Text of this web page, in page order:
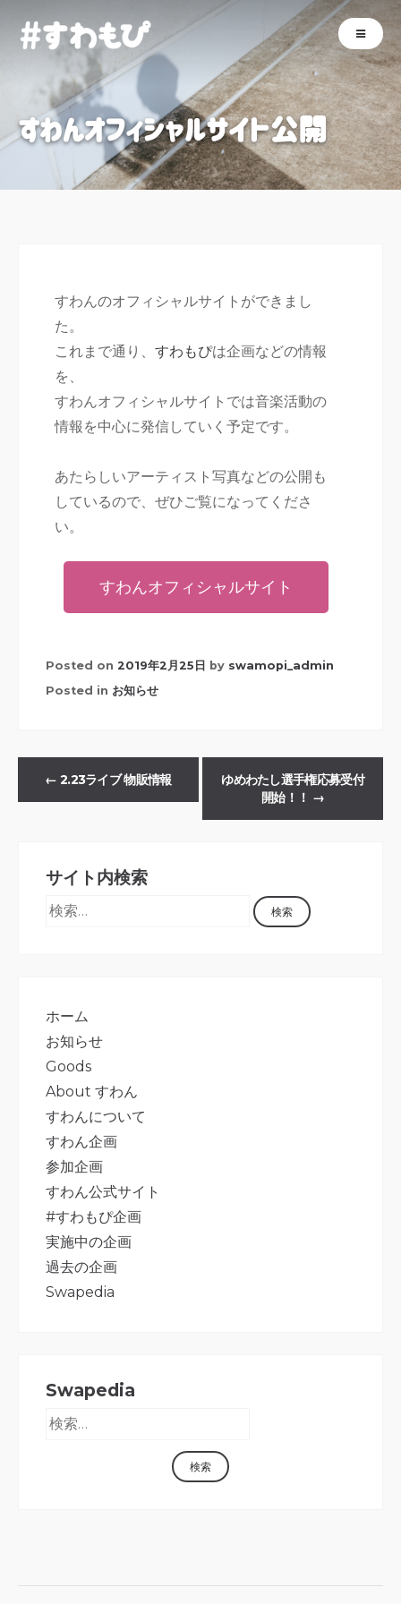
すわんオフィシャルサイト公開
すわんのオフィシャルサイトができまし
た。
これまで通り、 すわもぴは企画などの情報
を、
すわんオフィシャルサイトでは音楽活動の
情報を中心に発信していく予定です。
あたらしいアーティスト写真などの公開も
しているので、ぜひご覧になってくださ
い。
すわんオフィシャルサイト
Posted on 2019年2月25日 by swamopi_admin
Posted in お知らせ
← 2.23ライブ 物販情報
ゆめわたし選手権応募受付
開始！！ →
サイト内検索
ホーム
お知らせ
Goods
About すわん
すわんについて
すわん企画
参加企画
すわん公式サイト
#すわもぴ企画
実施中の企画
過去の企画
Swapedia
Swapedia
検索